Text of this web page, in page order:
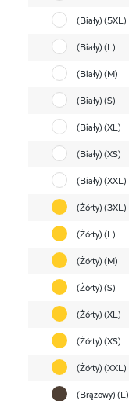
(Biały) (5XL)
(Biały) (L)
(Biały) (M)
(Biały) (S)
(Biały) (XL)
(Biały) (XS)
(Biały) (XXL)
(Żółty) (3XL)
(Żółty) (L)
(Żółty) (M)
(Żółty) (S)
(Żółty) (XL)
(Żółty) (XS)
(Żółty) (XXL)
(Brązowy) (L)